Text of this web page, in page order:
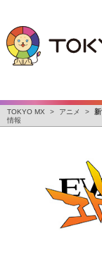
TOKYO MX > アニメ >
情報